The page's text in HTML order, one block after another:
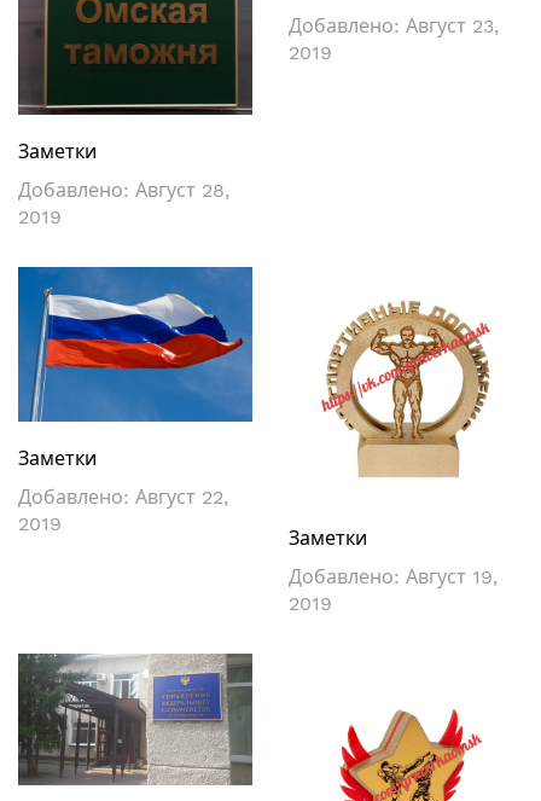
Заметки
Добавлено: Август 28,
2019
Добавлено: Август 23,
2019
Заметки
Добавлено: Август 22,
2019
Заметки
Добавлено: Август 19,
2019